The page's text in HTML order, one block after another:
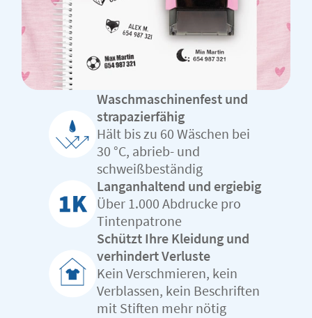
Waschmaschinenfest und
strapazierfähig
Hält bis zu 60 Wäschen bei
30 °C, abrieb- und
schweißbeständig
Langanhaltend und ergiebig
Über 1.000 Abdrucke pro
Tintenpatrone
Schützt Ihre Kleidung und
verhindert Verluste
Kein Verschmieren, kein
Verblassen, kein Beschriften
mit Stiften mehr nötig